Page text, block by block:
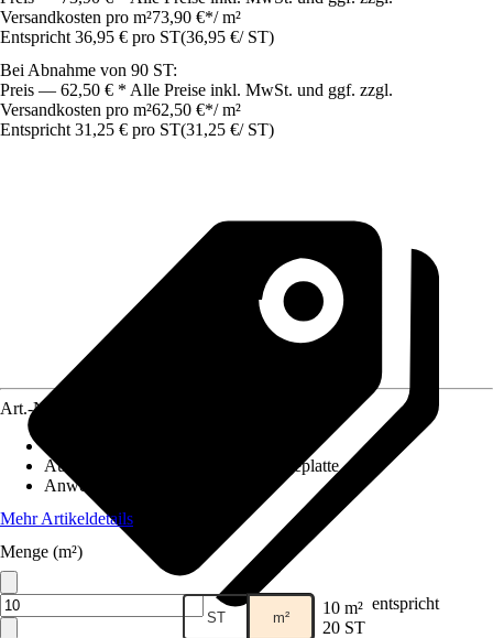
Versandkosten pro m²73,90 €*/ m²
Entspricht 36,95 € pro ST(36,95 €/ ST)
Bei Abnahme von 90 ST:
Preis — 62,50 € * Alle Preise inkl. MwSt. und ggf. zzgl.
Versandkosten pro m²62,50 €*/ m²
Entspricht 31,25 € pro ST(31,25 €/ ST)
Art.-Nr.
Ausführung
Gipsfaserplatte, Verlegeplatte
Anwendungsbereich
Mehr Artikeldetails
Menge (m²)
ST m² 10 m² entspricht
20 ST